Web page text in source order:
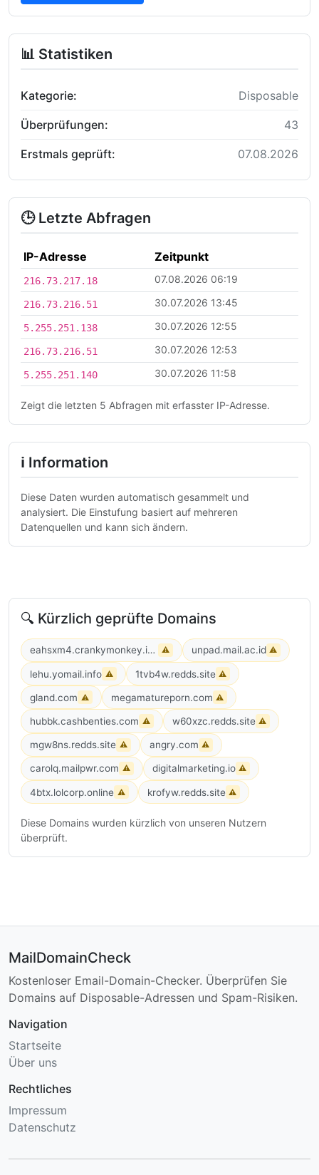
📊 Statistiken
Kategorie: Disposable
Überprüfungen: 43
Erstmals geprüft: 07.08.2026
🕒 Letzte Abfragen
IP-Adresse Zeitpunkt
216.73.217.18 07.08.2026 06:19
216.73.216.51 30.07.2026 13:45
5.255.251.138 30.07.2026 12:55
216.73.216.51 30.07.2026 12:53
5.255.251.140 30.07.2026 11:58
Zeigt die letzten 5 Abfragen mit erfasster IP-Adresse.
ℹ Information
Diese Daten wurden automatisch gesammelt und
analysiert. Die Einstufung basiert auf mehreren
Datenquellen und kann sich ändern.
🔍 Kürzlich geprüfte Domains
eahsxm4.crankymonkey.info ⚠ unpad.mail.ac.id ⚠
lehu.yomail.info ⚠ 1tvb4w.redds.site ⚠
gland.com ⚠ megamatureporn.com ⚠
hubbk.cashbenties.com ⚠ w60xzc.redds.site ⚠
mgw8ns.redds.site ⚠ angry.com ⚠
carolq.mailpwr.com ⚠ digitalmarketing.io ⚠
4btx.lolcorp.online ⚠ krofyw.redds.site ⚠
Diese Domains wurden kürzlich von unseren Nutzern
überprüft.
MailDomainCheck
Kostenloser Email-Domain-Checker. Überprüfen Sie
Domains auf Disposable-Adressen und Spam-Risiken.
Navigation
Startseite
Über uns
Rechtliches
Impressum
Datenschutz